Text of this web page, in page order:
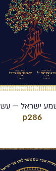
ישראל –
p286